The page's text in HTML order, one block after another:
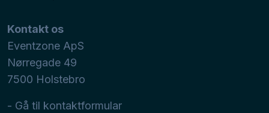
Kontakt os
Eventzone ApS
Nørregade 49
7500 Holstebro
- Gå til kontaktformular